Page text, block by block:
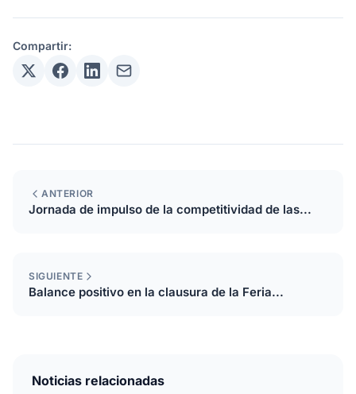
Compartir:
ANTERIOR
Jornada de impulso de la competitividad de las...
SIGUIENTE
Balance positivo en la clausura de la Feria...
Noticias relacionadas